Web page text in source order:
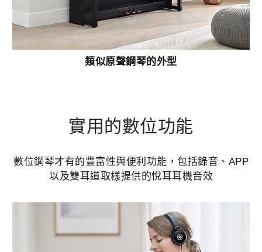
類似原聲鋼琴的外型
實用的數位功能
數位鋼琴才有的豐富性與便利功能，包括錄音、APP
以及雙耳道取樣提供的悅耳耳機音效